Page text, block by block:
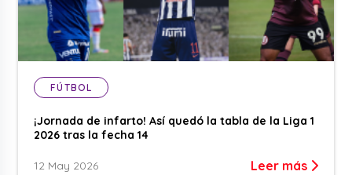
FÚTBOL
¡Jornada de infarto! Así quedó la tabla de la Liga 1
2026 tras la fecha 14
12 May 2026 Leer más